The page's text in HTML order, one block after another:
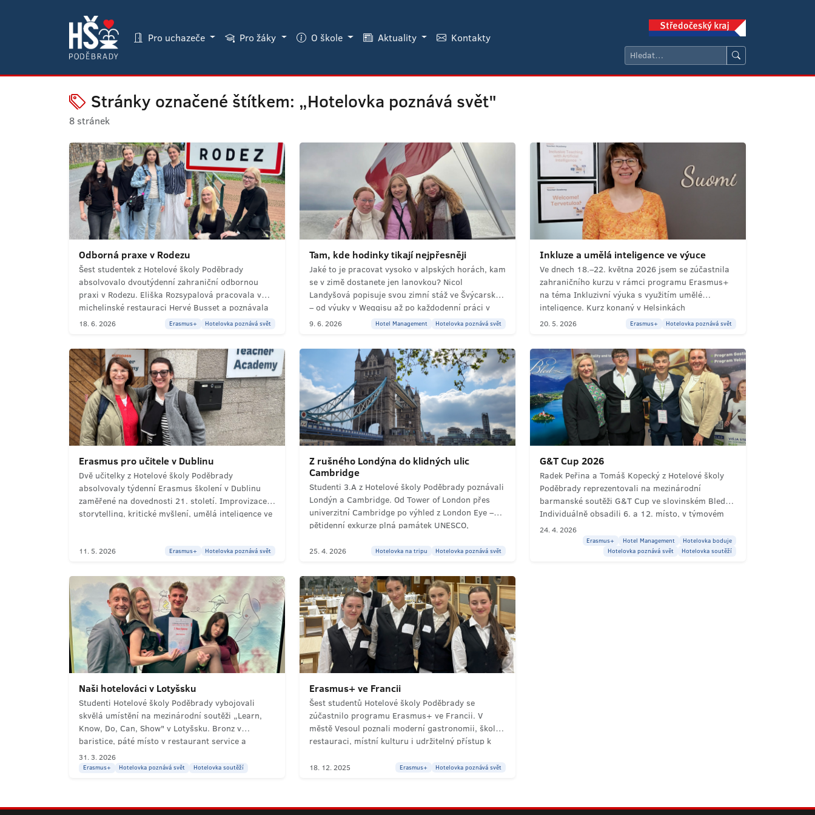
Pro uchazeče Pro žáky O škole Aktuality Kontakty
Stránky označené štítkem: „Hotelovka poznává svět"
8 stránek
Odborná praxe v Rodezu
Šest studentek z Hotelové školy Poděbrady
absolvovalo dvoutýdenní zahraniční odbornou
praxi v Rodezu. Eliška Rozsypalová pracovala v
michelinské restauraci Hervé Busset a poznávala
vrchol francouzské gastronomie. Kamarádky
Každodenní francouzština s hosty a kolegy, objev
města Rodez i historického Albi. Program
Erasmus+ přinesl odborný růst, jazykový pokrok a
nová přátelství v srdci francouzské Okitánie.
18. 6. 2026 Erasmus+ Hotelovka poznává svět
Tam, kde hodinky tikají nejpřesněji
Jaké to je pracovat vysoko v alpských horách, kam
se v zimě dostanete jen lanovkou? Nicol
Landyšová popisuje svou zimní stáž ve Švýcarsku
– od výuky v Weggisu až po každodenní práci v
horské restauraci v Melchsee‑Frutt.
9. 6. 2026 Hotel Management Hotelovka poznává svět
Inkluze a umělá inteligence ve výuce
Ve dnech 18.–22. května 2026 jsem se zúčastnila
zahraničního kurzu v rámci programu Erasmus+
na téma Inkluzivní výuka s využitím umělé
inteligence. Kurz konaný v Helsinkách
organizovala Europass Teacher Academy, která
20. 5. 2026 Erasmus+ Hotelovka poznává svět
Erasmus pro učitele v Dublinu
Dvě učitelky z Hotelové školy Poděbrady
absolvovaly týdenní Erasmus školení v Dublinu
zaměřené na dovednosti 21. století. Improvizace,
storytelling, kritické myšlení, umělá inteligence ve
inspirace pro moderní výuku. Erasmus přináší
11. 5. 2026 Erasmus+ Hotelovka poznává svět
Z rušného Londýna do klidných ulic
Cambridge
Studenti 3.A z Hotelové školy Poděbrady poznávali
Londýn a Cambridge. Od Tower of London přes
univerzitní Cambridge po výhled z London Eye –
pětidenní exkurze plná památek UNESCO,
nezapomenutelných zážitků.
25. 4. 2026 Hotelovka na tripu Hotelovka poznává svět
G&T Cup 2026
Radek Peřina a Tomáš Kopecký z Hotelové školy
Poděbrady reprezentovali na mezinárodní
barmanské soutěži G&T Cup ve slovinském Bledu.
Individuálně obsadili 6. a 12. místo, v týmovém
hodnocení škol skončili pátí.
24. 4. 2026
Erasmus+ Hotel Management
Hotelovka boduje
Hotelovka poznává svět
Hotelovka soutěží
Naši hotelováci v Lotyšsku
Studenti Hotelové školy Poděbrady vybojovali
skvělá umístění na mezinárodní soutěži „Learn,
Know, Do, Can, Show" v Lotyšsku. Bronz v
baristice, páté místo v restaurant service a
spousta nových přátelství z celé Evropy.
31. 3. 2026
Erasmus+ Hotelovka poznává svět Hotelovka soutěží
Erasmus+ ve Francii
Šest studentů Hotelové školy Poděbrady se
zúčastnilo programu Erasmus+ ve Francii. V
městě Vesoul poznali moderní gastronomii, školní
restauraci, místní kulturu i udržitelný přístup k
18. 12. 2025 Erasmus+ Hotelovka poznává svět